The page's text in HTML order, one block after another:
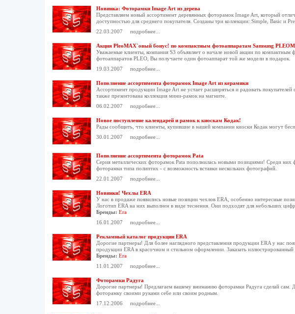
Новинка: Фоторамки Image Art из дерева
Представляем новый ассортимент деревянных фоторамок Image Art, который
доступностью для среднего покупателя. Созданы три коллекции: Simple, Basic и
22.03.2007
подробнее...
Акция PleoMAX`овый бонус! по компактным фотоаппаратам Samsung
Уважаемые клиенты, компания S3 объявляет о начале новой акции по
фотоаппаратов PLEO, Вы получаете один фотоаппарат той же модели в подарок.
19.03.2007
подробнее...
Пополнение ассортимента фоторамок Image Art из керамики
Ассортимент продукции Image Art не устает расширяться и радовать
также презентована коллекция мини-рамок на магните.
06.02.2007
подробнее...
Новое поступление календарей и рамок к киоскам Кодак!
Рады сообщить, что клиенты, купившие в нашей компании киоски Кодак могут
30.01.2007
подробнее...
Пополнение ассортимента фоторамок Pata
Серия металлических фоторамок Pata пополнилась новыми позициями! Среди
фоторамки типа полиптих - с возможность вставки нескольких фотографий.
22.01.2007
подробнее...
Новинки! Чехлы ERA
У нас в продаже появились новые позиции чехлов ERA, особенно интересные
Логотип ERA на них выполнен в виде теснения. Они подходят для небольших
Бренды: Era
16.01.2007
подробнее...
Рекламный каталог продукции ERA
Дорогие партнеры! Для более наглядного представления продукции ERA у нас
продукции ERA в красочном и стильном оформлении. Заказать
Бренды: Era
11.01.2007
подробнее...
Фоторамки Радуга
Дорогие партнеры! Предлагаем вашему вниманию фоторамки Радуга сделай сам.
фоторамку своими руками себе или своим родным.
17.12.2006
подробнее...